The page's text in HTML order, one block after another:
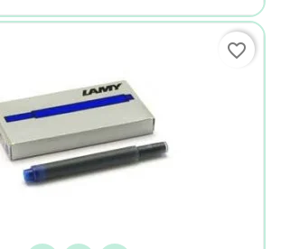
favorite_border